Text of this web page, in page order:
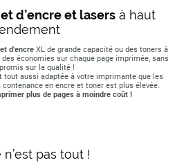
d’encre et lasersà haut
d'encreXL de grande capacité ou des toners à
économies sur chaque page imprimée, sans
sur la qualité !
tout aussi adaptée à votre imprimante que les
en encre et toner est plus élevée.
plus de pages à moindre coût !
n’est pas tout !